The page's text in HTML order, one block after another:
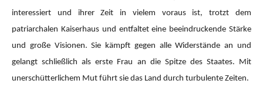
interessiert und ihrer Zeit in vielem voraus ist, trotzt dem
patriarchalen Kaiserhaus und entfaltet eine beeindruckende Stärke
und große Visionen. Sie kämpft gegen alle Widerstände an und
gelangt schließlich als erste Frau an die Spitze des Staates. Mit
unerschütterlichem Mut führt sie das Land durch turbulente Zeiten.